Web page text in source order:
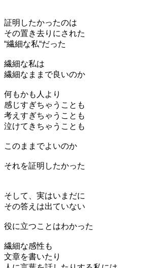
証明したかったのは
その置き去りにされた
“繊細な私“だった
繊細な私は
繊細なままで良いのか
何もかも人より
感じすぎちゃうことも
考えすぎちゃうことも
泣けてきちゃうことも
このままでよいのか
それを証明したかった
そして、実はいまだに
その答えは出ていない
役に立つことはわかった
繊細な感性も
文章を書いたり